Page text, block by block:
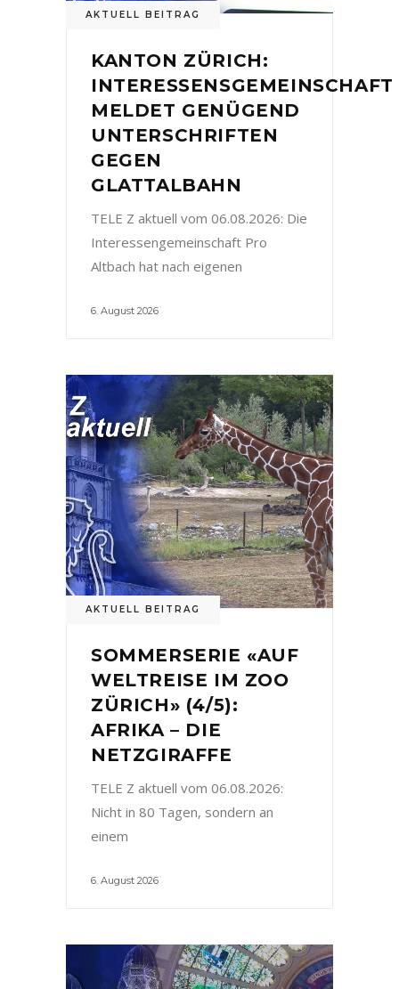
AKTUELL BEITRAG
KANTON ZÜRICH:
INTERESSENSGEMEINSCHAFT
MELDET GENÜGEND
UNTERSCHRIFTEN
GEGEN
GLATTALBAHN
TELE Z aktuell vom 06.08.2026: Die
Interessengemeinschaft Pro
Altbach hat nach eigenen
6. August 2026
AKTUELL BEITRAG
SOMMERSERIE «AUF
WELTREISE IM ZOO
ZÜRICH» (4/5):
AFRIKA – DIE
NETZGIRAFFE
TELE Z aktuell vom 06.08.2026:
Nicht in 80 Tagen, sondern an
einem
6. August 2026